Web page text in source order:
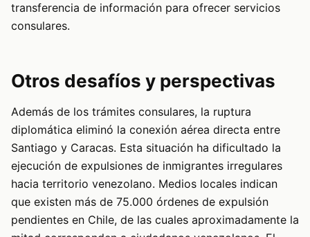
transferencia de información para ofrecer servicios
consulares.
Otros desafíos y perspectivas
Además de los trámites consulares, la ruptura
diplomática eliminó la conexión aérea directa entre
Santiago y Caracas. Esta situación ha dificultado la
ejecución de expulsiones de inmigrantes irregulares
hacia territorio venezolano. Medios locales indican
que existen más de 75.000 órdenes de expulsión
pendientes en Chile, de las cuales aproximadamente la